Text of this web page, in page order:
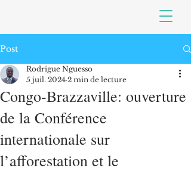
Post
Congo-Brazzaville: ouverture
de la Conférence
internationale sur
l’afforestation et le
Rodrigue Nguesso
5 juil. 2024 2 min de lecture